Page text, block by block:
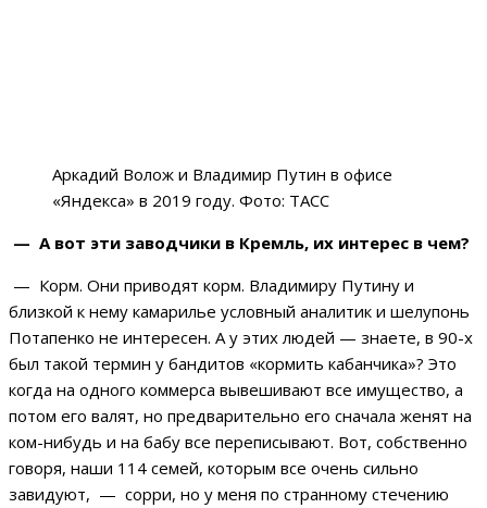
Аркадий Волож и Владимир Путин в офисе
«Яндекса» в 2019 году. Фото: ТАСС
— А вот эти заводчики в Кремль, их интерес в чем?
— Корм. Они приводят корм. Владимиру Путину и
близкой к нему камарилье условный аналитик и шелупонь
Потапенко не интересен. А у этих людей — знаете, в 90-х
был такой термин у бандитов «кормить кабанчика»? Это
когда на одного коммерса вывешивают все имущество, а
потом его валят, но предварительно его сначала женят на
ком-нибудь и на бабу все переписывают. Вот, собственно
говоря, наши 114 семей, которым все очень сильно
завидуют, — сорри, но у меня по странному стечению